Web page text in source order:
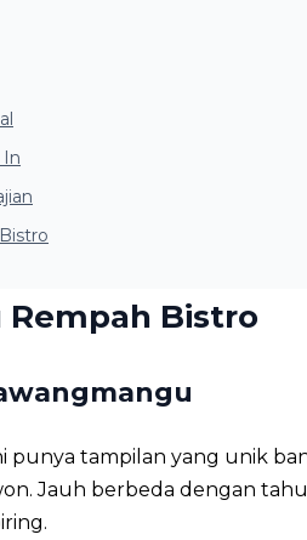
In
Rempah Bistro
punya tampilan yang unik
Jauh berbeda dengan